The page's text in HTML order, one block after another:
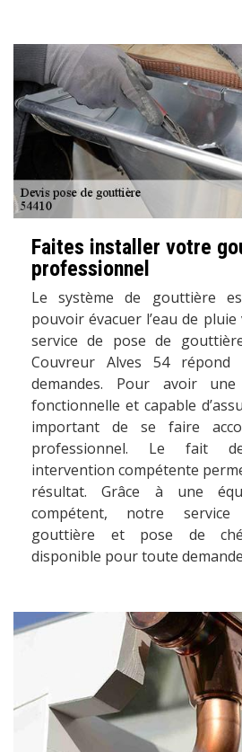
Faites installer votre
professionnel
Le système de gouttière
pouvoir évacuer l’eau de
service de pose de
Couvreur Alves 54 répond
demandes. Pour avoir
fonctionnelle et capable
important de se faire
professionnel. Le fait
intervention compétente
résultat. Grâce à une
compétent, notre service
gouttière et pose de
disponible pour toute